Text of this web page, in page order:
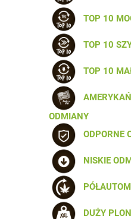
TOP 10
TOP 10
TOP 10
ODMIANY
ODPORNE
NISKIE
DUŻY